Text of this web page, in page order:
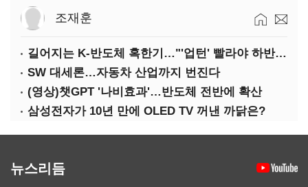
조재훈
길어지는 K-반도체 혹한기…"'업턴' 빨라야 하반기"
SW 대세론…자동차 산업까지 번진다
(영상)챗GPT '나비효과'…반도체 전반에 확산
삼성전자가 10년 만에 OLED TV 꺼낸 까닭은?
뉴스리듬